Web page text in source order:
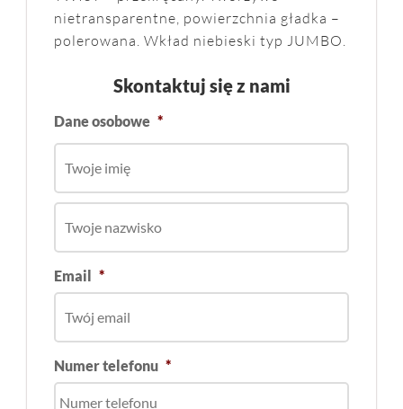
Skontaktuj się z nami
Dane osobowe *
Email *
Numer telefonu *
nietransparentne, powierzchnia gładka –
polerowana. Wkład niebieski typ JUMBO.